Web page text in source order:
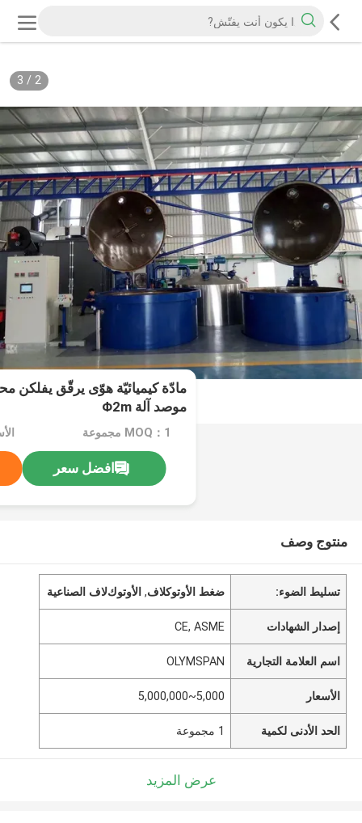
2
/
3
مادّة كيميائيّة هوّى يرقّق
موصد آلة Φ2m
MOQ：1 مجموعة
افضل سعر
منتوج وصف
تسليط الضوء: ضغط الأوتوكلاف,اﻷوتوكﻻف الصناعية
إصدار الشهادات CE, ASME
اسم العلامة التجارية OLYMSPAN
الأسعار 5,000~5,000,000
الحد الأدنى لكمية 1 مجموعة
عرض المزيد